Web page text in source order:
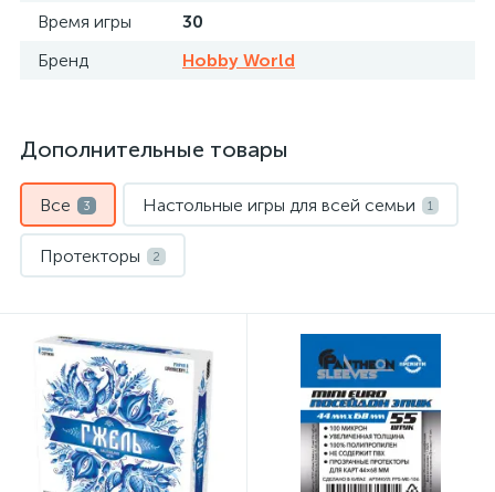
Время игры
30
Бренд
Hobby World
Дополнительные товары
Все 3 Настольные игры для всей семьи 1
Протекторы 2